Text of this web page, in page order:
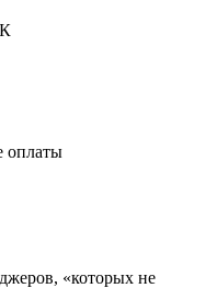
оплаты
«которых не